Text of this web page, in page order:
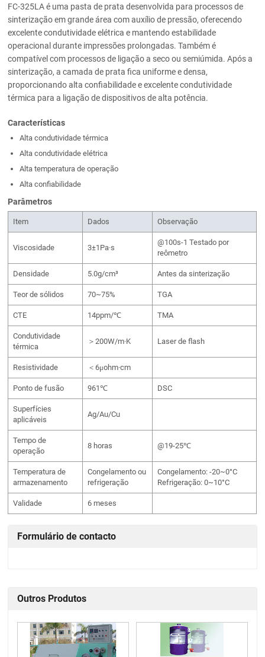
FC-325LA é uma pasta de prata desenvolvida para processos de
sinterização em grande área com auxílio de pressão, oferecendo
excelente condutividade elétrica e mantendo estabilidade
operacional durante impressões prolongadas. Também é
compatível com processos de ligação a seco ou semiúmida. Após a
sinterização, a camada de prata fica uniforme e densa,
proporcionando alta confiabilidade e excelente condutividade
térmica para a ligação de dispositivos de alta potência.
Características
Alta condutividade térmica
Alta condutividade elétrica
Alta temperatura de operação
Alta confiabilidade
Parâmetros
Item Dados Observação
Viscosidade 3±1Pa·s
@100s-1 Testado por
reômetro
Densidade 5.0g/cm³ Antes da sinterização
Teor de sólidos 70~75% TGA
CTE 14ppm/℃ TMA
Condutividade
térmica
＞200W/m·K Laser de flash
Resistividade ＜6μohm·cm
Ponto de fusão 961℃ DSC
Superfícies
aplicáveis
Ag/Au/Cu
Tempo de
operação
8 horas @19-25℃
Temperatura de
armazenamento
Congelamento ou
refrigeração
Congelamento: -20~0°C
Refrigeração: 0~10°C
Validade 6 meses
Formulário de contacto
Outros Produtos